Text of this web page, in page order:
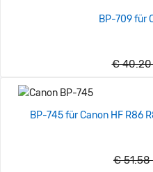
BP-709 für
€
BP-745 für Canon HF R86
€ 51.58